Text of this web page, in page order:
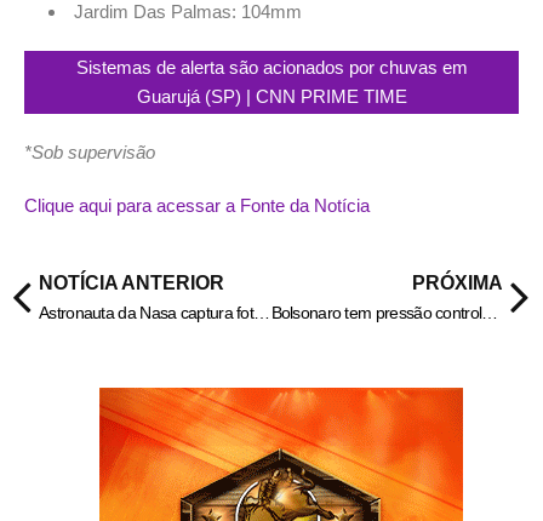
Jardim Das Palmas: 104mm
Sistemas de alerta são acionados por chuvas em
Guarujá (SP) | CNN PRIME TIME
*Sob supervisão
Clique aqui para acessar a Fonte da Notícia
NOTÍCIA ANTERIOR
Astronauta da Nasa captura fotos surpreendentes do espaço; veja
PRÓXIMA
Bolsonaro tem pressão controlada e boa evolução clínica, diz boletim